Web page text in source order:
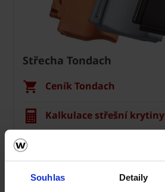
Souhlas Detaily
Střecha Tondach
Ceník Tondach
Kalkulace střešní krytiny
Střechy ve vašem okolí